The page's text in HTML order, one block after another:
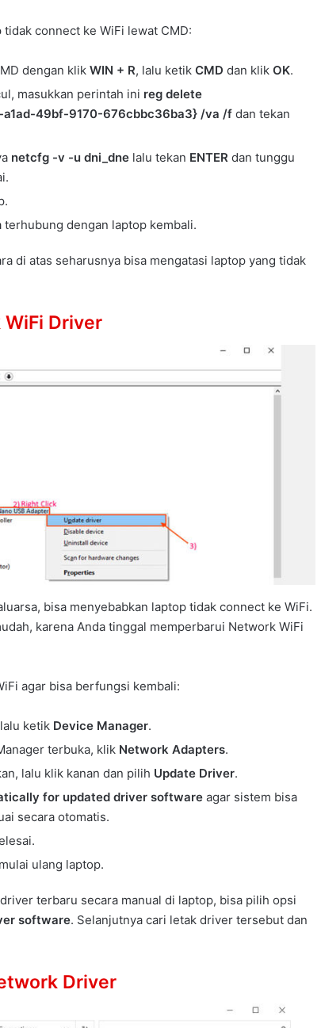
connect ke WiFi lewat CMD:
dengan klik WIN + R, lalu ketik CMD dan klik OK.
masukkan perintah ini reg delete
a1ad-49bf-9170-676cbbc36ba3} /va /f dan tekan
netcfg -v -u dni_dne lalu tekan ENTER dan tunggu
terhubung dengan laptop kembali.
di atas seharusnya bisa mengatasi laptop yang tidak
Driver
bisa menyebabkan laptop tidak connect ke WiFi.
karena Anda tinggal memperbarui Network WiFi
agar bisa berfungsi kembali:
lalu ketik Device Manager.
terbuka, klik Network Adapters.
lalu klik kanan dan pilih Update Driver.
for updated driver software agar sistem bisa
secara otomatis.
ulang laptop.
terbaru secara manual di laptop, bisa pilih opsi
software. Selanjutnya cari letak driver tersebut dan
Driver